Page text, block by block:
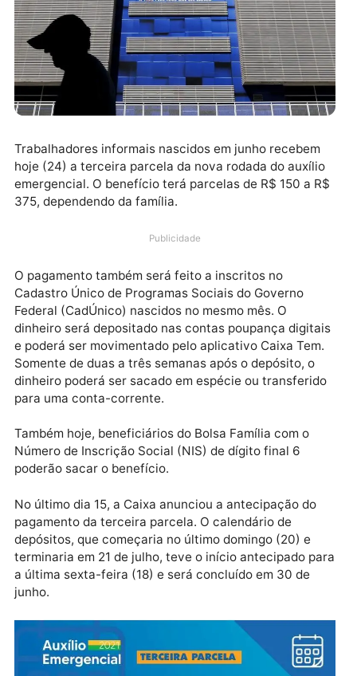
Trabalhadores informais nascidos em junho recebem
hoje (24) a terceira parcela da nova rodada do
375, dependendo da família.
Publicidade
O pagamento também será feito a inscritos no
Cadastro Único de Programas Sociais do Governo
Federal (CadÚnico) nascidos no mesmo mês. O
e poderá ser movimentado pelo aplicativo Caixa
Somente de duas a três semanas após o depósito, o
dinheiro poderá ser sacado em espécie ou
Também hoje, beneficiários do Bolsa Família com o
Número de Inscrição Social (NIS) de dígito final 6
poderão sacar o benefício.
pagamento da terceira parcela. O calendário de
depósitos, que começaria no último domingo (20) e
terminaria em 21 de julho, teve o início antecipado